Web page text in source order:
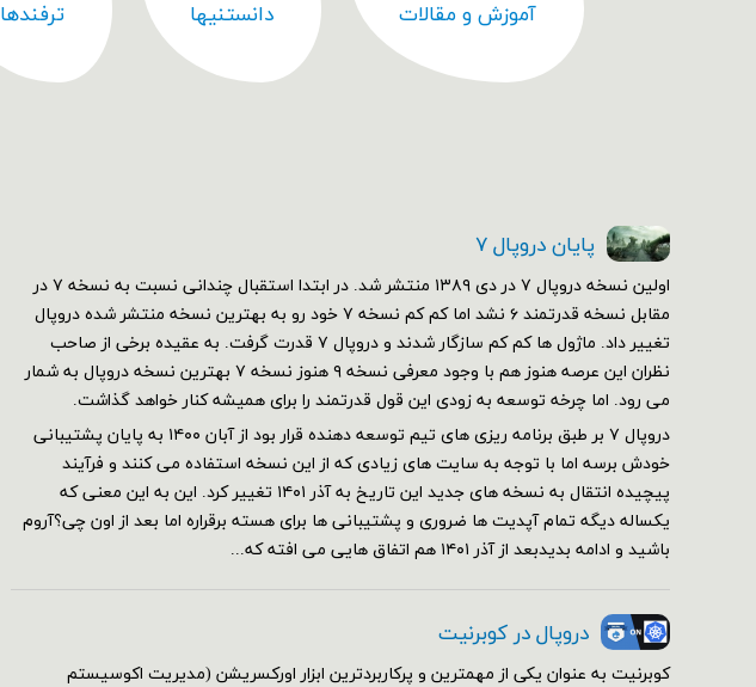
آموزش و مقالات دانستنیها ترفندها
پایان دروپال ۷
اولین نسخه دروپال ۷ در دی ۱۳۸۹ منتشر شد. در ابتدا استقبال چندانی نسبت به نسخه ۷ در
مقابل نسخه قدرتمند ۶ نشد اما کم کم نسخه ۷ خود رو به بهترین نسخه منتشر شده دروپال
تغییر داد. ماژول ها کم کم سازگار شدند و دروپال ۷ قدرت گرفت. به عقیده برخی از صاحب
نظران این عرصه هنوز هم با وجود معرفی نسخه ۹ هنوز نسخه ۷ بهترین نسخه دروپال به شمار
می رود. اما چرخه توسعه به زودی این قول قدرتمند را برای همیشه کنار خواهد گذاشت.
دروپال ۷ بر طبق برنامه ریزی های تیم توسعه دهنده قرار بود از آبان ۱۴۰۰ به پایان پشتیبانی
خودش برسه اما با توجه به سایت های زیادی که از این نسخه استفاده می کنند و فرآیند
پیچیده انتقال به نسخه های جدید این تاریخ به آذر ۱۴۰۱ تغییر کرد. این به این معنی که
یکساله دیگه تمام آپدیت ها ضروری و پشتیبانی ها برای هسته برقراره اما بعد از اون چی؟آروم
باشید و ادامه بدیدبعد از آذر ۱۴۰۱ هم اتفاق هایی می افته که...
دروپال در کوبرنیت
کوبرنیت به عنوان یکی از مهمترین و پرکاربردترین ابزار اورکسریشن (مدیریت اکوسیستم